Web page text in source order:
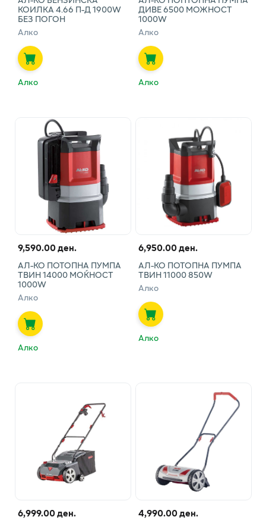
КОИЛКА 4.66 П-Д 1900W
БЕЗ ПОГОН
Алко
Алко
ДИВЕ 6500 МОЖНОСТ
1000W
Алко
Алко
9,590.00 ден.
АЛ-КО ПОТОПНА ПУМПА
ТВИН 14000 МОЌНОСТ
1000W
Алко
Алко
6,950.00 ден.
АЛ-КО ПОТОПНА ПУМПА
ТВИН 11000 850W
Алко
Алко
6,999.00 ден. 4,990.00 ден.